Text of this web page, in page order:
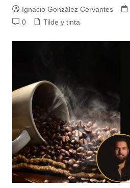
Ignacio González Cervantes
0
Tilde y tinta